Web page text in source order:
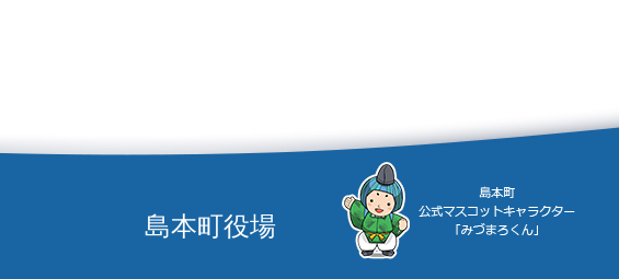
島本町役場